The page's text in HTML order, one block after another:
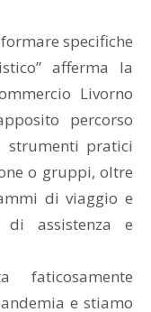
specifiche
afferma la
Livorno
percorso
strumenti pratici
o gruppi, oltre
di viaggio e
di assistenza e
faticosamente
e stiamo